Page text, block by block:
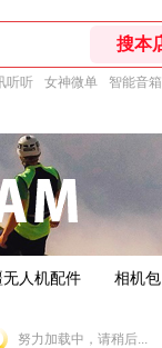
听听 女神微单 智能音箱
人机配件 相机包
努力加载中，请稍后...